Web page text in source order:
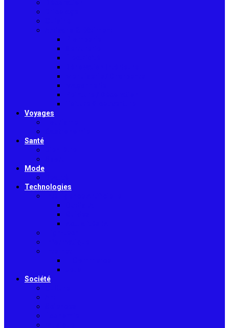
Voyages
Santé
Mode
Technologies
Société